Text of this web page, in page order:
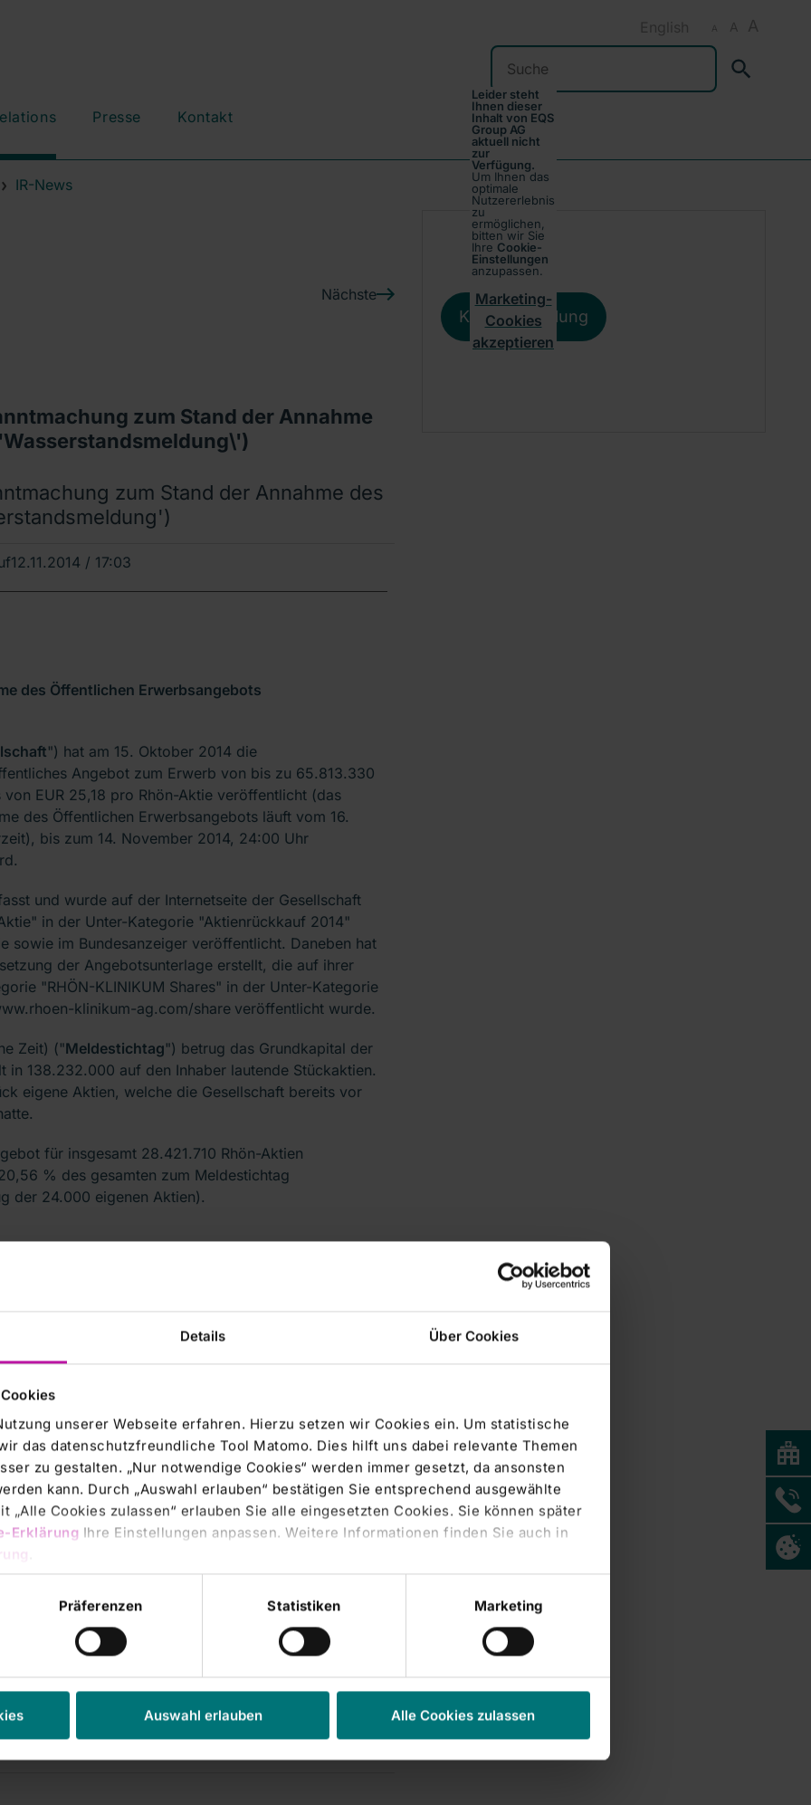
Details Über Cookies
unserer Webseite erfahren. Hierzu setzen wir Cookies ein. Um statistische
das datenschutzfreundliche Tool Matomo. Dies hilft uns dabei relevante Themen
zu gestalten. „Nur notwendige Cookies“ werden immer gesetzt, da ansonsten
kann. Durch „Auswahl erlauben“ bestätigen Sie entsprechend ausgewählte
„Alle Cookies zulassen“ erlauben Sie alle eingesetzten Cookies. Sie können später
Erklärung Ihre Einstellungen anpassen. Weitere Informationen finden Sie auch in
Präferenzen Statistiken Marketing
Auswahl erlauben Alle Cookies zulassen
A A A
English
Suchen
Presse Kontakt
IR-News
Nächste
zum Stand der Annahme
zum Stand der Annahme des
/ 17:03
des Öffentlichen Erwerbsangebots
") hat am 15. Oktober 2014 die
Angebot zum Erwerb von bis zu 65.813.330
EUR 25,18 pro Rhön-Aktie veröffentlicht (das
des Öffentlichen Erwerbsangebots läuft vom 16.
bis zum 14. November 2014, 24:00 Uhr
und wurde auf der Internetseite der Gesellschaft
in der Unter-Kategorie "Aktienrückkauf 2014"
im Bundesanzeiger veröffentlicht. Daneben hat
der Angebotsunterlage erstellt, die auf ihrer
"RHÖN-KLINIKUM Shares" in der Unter-Kategorie
klinikum-ag.com/share veröffentlicht wurde.
Zeit) ("Meldestichtag") betrug das Grundkapital der
138.232.000 auf den Inhaber lautende Stückaktien.
eigene Aktien, welche die Gesellschaft bereits vor
für insgesamt 28.421.710 Rhön-Aktien
% des gesamten zum Meldestichtag
der 24.000 eigenen Aktien).
Sie stellt weder eine Aufforderung zur Abgabe
Angebot zum Kauf von Rhön-Aktien dar. Ein
auf der Grundlage der in der Angebotsunterlage
ausschließlich nach dem Recht der
Vorschriften des US-Wertpapierrechts
nach den Bestimmungen anderer
und bestimmten anwendbaren Vorschriften des
oder Verteilung, auch nicht auszugsweise,
Versendung oder Verteilung eine
übermittelt durch DGAP - ein Service der
/ Herausgeber verantwortlich.Die DGAP
Corporate News/Finanznachrichten und
undwww.dgap.de
Leider steht
Ihnen dieser
Inhalt von EQS
Group AG
aktuell nicht
zur
Verfügung.
Um Ihnen das
optimale
Nutzererlebnis
zu
ermöglichen,
bitten wir Sie
Ihre Cookie-
Einstellungen
anzupassen.
Marketing-
Cookies
akzeptieren
Kursentwicklung